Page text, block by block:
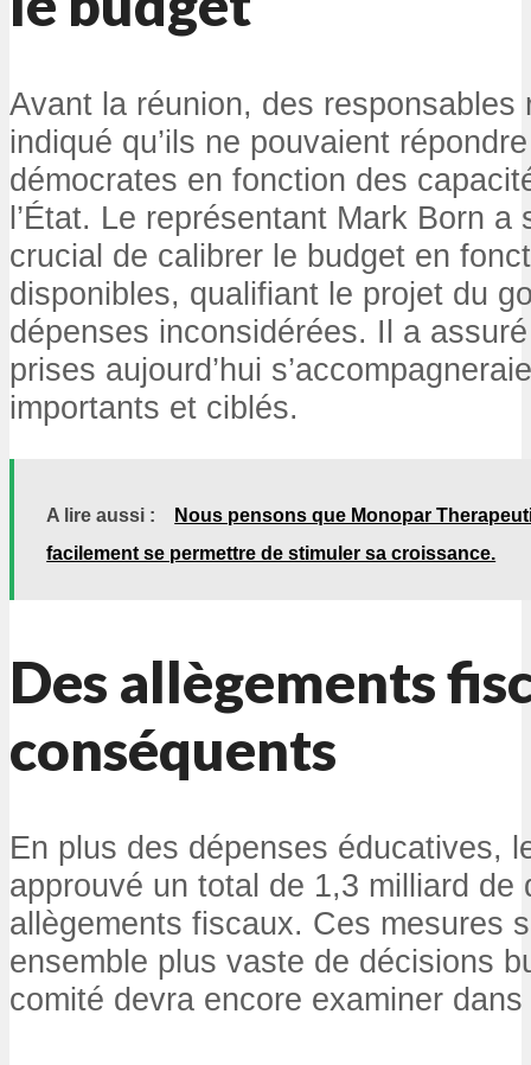
Avant la réunion, des responsables
indiqué qu’ils ne pouvaient
démocrates en fonction des
l’État. Le représentant Mark Born a
crucial de calibrer le budget en
disponibles, qualifiant le projet du
dépenses inconsidérées. Il a
prises aujourd’hui
importants et ciblés.
A lire aussi :
Nous pensons que Monopar
facilement se permettre de stimuler sa croissance.
Des allègements
conséquents
En plus des dépenses éducatives,
approuvé un total de 1,3 milliard de
allègements fiscaux. Ces mesures
ensemble plus vaste de décisions
comité devra encore examiner